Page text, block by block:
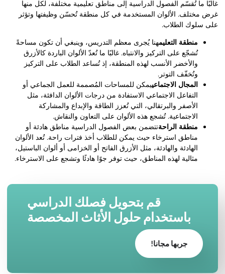
غالبًا ما تُقسّم الفصول الدراسية إلى مناطق تعليمية مختلفة، لكل منها
غرض مختلف. الألوان المستخدمة في كل منطقة تُحسّن وظيفتها وتؤثر
على سلوك الطلاب.
منطقة التعليمهنا يُجرى معظم التدريس، وينبغي أن تكون مساحةً
تُشجّع على التركيز والانتباه. غالبًا ما تُعدّ الألوان الباردة كالأزرق
والأخضر الأنسب لهذه المنطقة، إذ تُساعد الطلاب على التركيز
وتُخفّف التوتر.
المجال الاجتماعييمكن للمساحات المُصممة للعمل الجماعي أو
التفاعل الاجتماعي الاستفادة من درجات الألوان الدافئة، مثل
الأصفر والبرتقالي، التي تُعزز الطاقة والإبداع والمشاركة
الاجتماعية. تُشجع هذه الألوان على التعاون والنقاش.
منطقة الراحةتتضمن بعض الفصول الدراسية مناطق هادئة أو
مناطق استرخاء حيث يمكن للطلاب أخذ فترات راحة. تُعد الألوان
الهادئة والهادئة، مثل الأزرق الفاتح أو الخزامى أو ألوان الباستيل،
مثالية لهذه المناطق، حيث توفر جوًا هادئًا وتشجع على الاسترخاء.
قم بتحويل فصلك الدراسي
باستخدام حلول الأثاث المخصصة
جربها مجانا!